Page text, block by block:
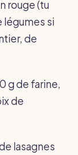
rouge (tu
légumes si
de
g de farine,
de
lasagnes